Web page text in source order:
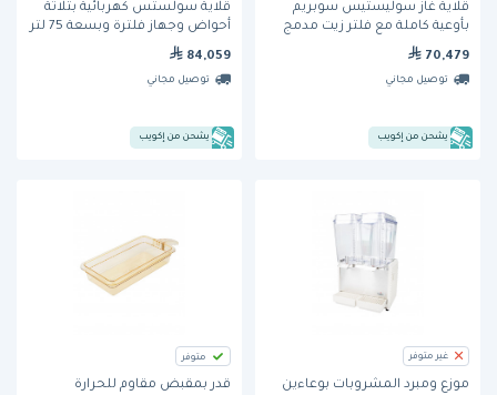
قلاية غاز سوليستيس سوبريم
بأوعية كاملة مع فلتر زيت مدمج
بيتكو - 25 لتر
70,479
توصيل مجاني
يشحن من إكويب
قلاية سولستس كهربائية بثلاثة
أحواض وجهاز فلترة وبسعة 75 لتر
84,059
توصيل مجاني
يشحن من إكويب
غير متوفر
موزع ومبرد المشروبات بوعاءين
متوفر
قدر بمقبض مقاوم للحرارة